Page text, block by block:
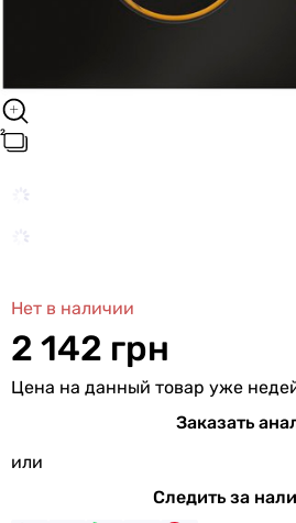
Нет в наличии
2 142 грн
Цена на данный товар уже
Заказать
или
Следить за